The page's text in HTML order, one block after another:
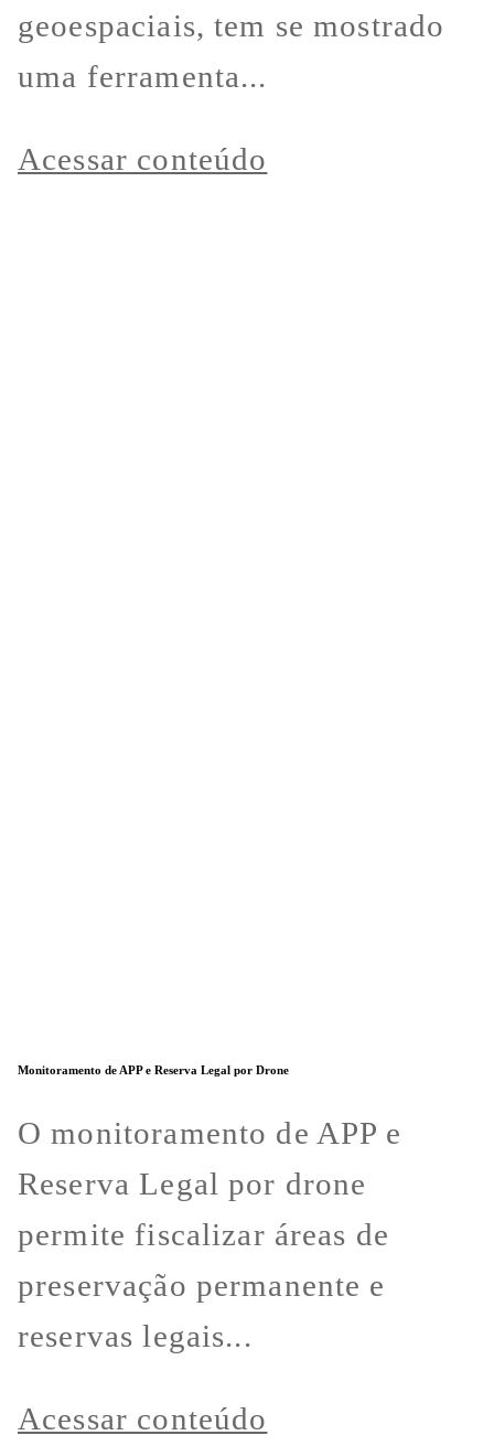
geoespaciais, tem se mostrado
uma ferramenta...
Acessar conteúdo
Monitoramento de APP e Reserva Legal por Drone
O monitoramento de APP e
Reserva Legal por drone
permite fiscalizar áreas de
preservação permanente e
reservas legais...
Acessar conteúdo